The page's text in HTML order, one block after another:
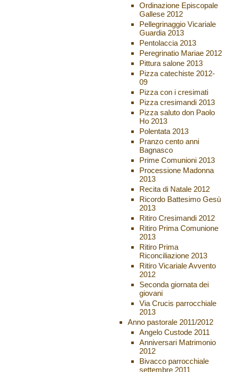
Ordinazione Episcopale
Gallese 2012
Pellegrinaggio Vicariale
Guardia 2013
Pentolaccia 2013
Peregrinatio Mariae 2012
Pittura salone 2013
Pizza catechiste 2012-
09
Pizza con i cresimati
Pizza cresimandi 2013
Pizza saluto don Paolo
Ho 2013
Polentata 2013
Pranzo cento anni
Bagnasco
Prime Comunioni 2013
Processione Madonna
2013
Recita di Natale 2012
Ricordo Battesimo Gesù
2013
Ritiro Cresimandi 2012
Ritiro Prima Comunione
2013
Ritiro Prima
Riconciliazione 2013
Ritiro Vicariale Avvento
2012
Seconda giornata dei
giovani
Via Crucis parrocchiale
2013
Anno pastorale 2011/2012
Angelo Custode 2011
Anniversari Matrimonio
2012
Bivacco parrocchiale
settembre 2011